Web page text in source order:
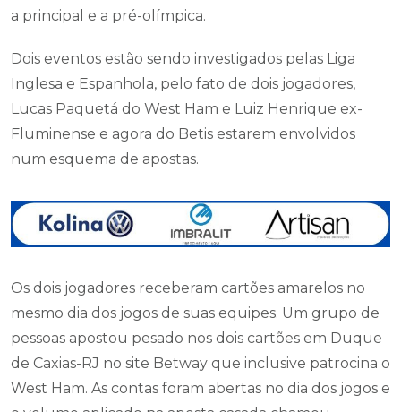
a principal e a pré-olímpica.
Dois eventos estão sendo investigados pelas Liga
Inglesa e Espanhola, pelo fato de dois jogadores,
Lucas Paquetá do West Ham e Luiz Henrique ex-
Fluminense e agora do Betis estarem envolvidos
num esquema de apostas.
Os dois jogadores receberam cartões amarelos no
mesmo dia dos jogos de suas equipes. Um grupo de
pessoas apostou pesado nos dois cartões em Duque
de Caxias-RJ no site Betway que inclusive patrocina o
West Ham. As contas foram abertas no dia dos jogos e